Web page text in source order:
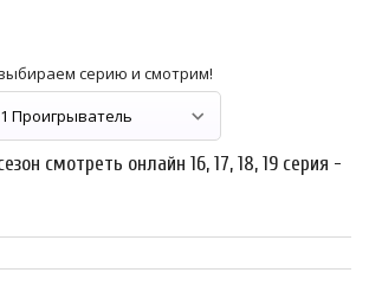
серию и смотрим!
смотреть онлайн 16, 17, 18, 19 серия -